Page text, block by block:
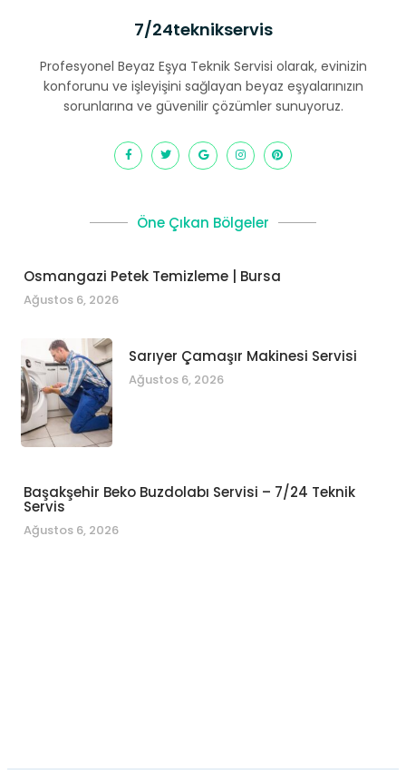
7/24teknikservis
Profesyonel Beyaz Eşya Teknik Servisi olarak, evinizin
konforunu ve işleyişini sağlayan beyaz eşyalarınızın
sorunlarına ve güvenilir çözümler sunuyoruz.
Öne Çıkan Bölgeler
Osmangazi Petek Temizleme | Bursa
Ağustos 6, 2026
Sarıyer Çamaşır Makinesi Servisi
Ağustos 6, 2026
Başakşehir Beko Buzdolabı Servisi – 7/24 Teknik
Servis
Ağustos 6, 2026